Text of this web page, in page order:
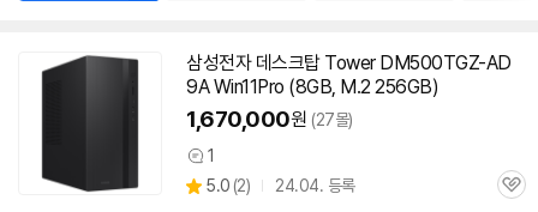
삼성전자 데스크탑 Tower DM500TGZ-AD
9A Win11Pro (8GB, M.2 256GB)
1,670,000원 (27몰)
상
품
1
별
5.0 (상
2) 24.04. 등록
관